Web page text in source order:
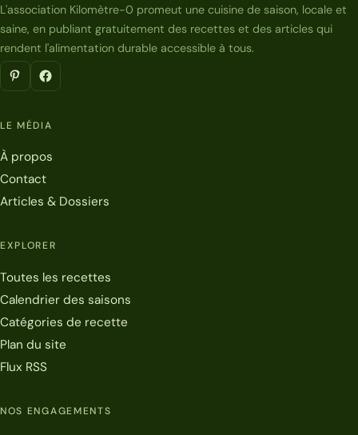
L'association Kilomètre-0 promeut une cuisine de saison, locale et
saine, en publiant gratuitement des recettes et des articles qui
rendent l'alimentation durable accessible à tous.
LE MÉDIA
À propos
Contact
Articles & Dossiers
EXPLORER
Toutes les recettes
Calendrier des saisons
Catégories de recette
Plan du site
Flux RSS
NOS ENGAGEMENTS